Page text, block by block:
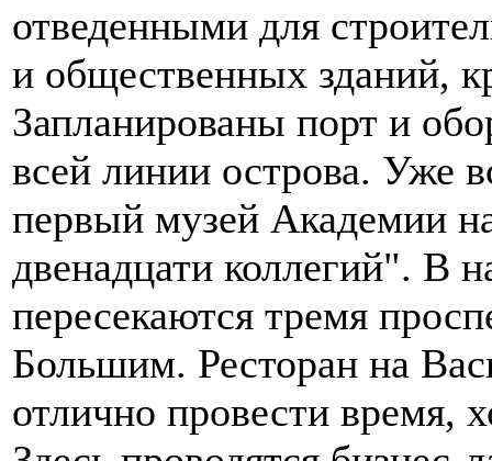
отведенными для
и общественных зданий,
Запланированы порт и
всей линии острова. Уже
первый музей Академии
двенадцати коллегий". В
пересекаются тремя
Большим. Ресторан на
отлично провести время,